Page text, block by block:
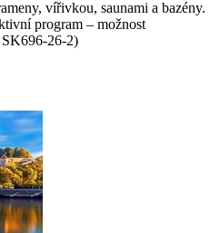
shonu! Nechte se hýčkat v
vířivkou, saunami a bazény.
program – možnost